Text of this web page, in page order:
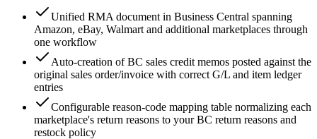
Unified RMA document in Business Central spanning
Amazon, eBay, Walmart and additional marketplaces through
one workflow
Auto-creation of BC sales credit memos posted against the
original sales order/invoice with correct G/L and item ledger
entries
Configurable reason-code mapping table normalizing each
marketplace's return reasons to your BC return reasons and
restock policy